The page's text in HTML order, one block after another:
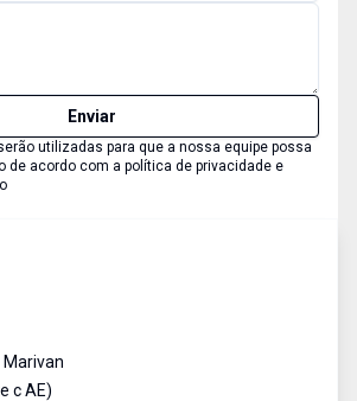
Enviar
utilizadas para que a nossa equipe possa
de acordo com a política de privacidade e
Marivan
c AE)